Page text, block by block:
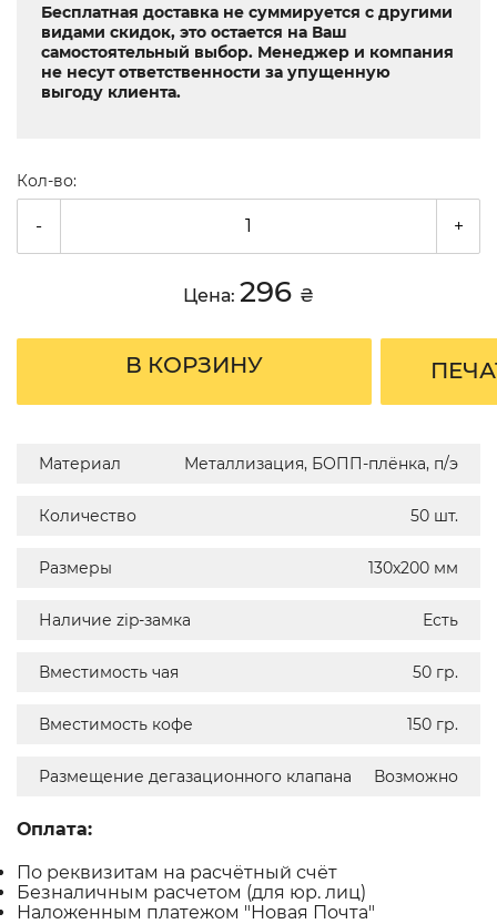
Бесплатная доставка не суммируется с другими
видами скидок, это остается на Ваш
самостоятельный выбор. Менеджер и компания
не несут ответственности за упущенную
выгоду клиента.
Кол-во:
- +
Цена: 296 ₴
В КОРЗИНУ
Материал Металлизация, БОПП-плёнка, п/э
Количество 50 шт.
Размеры 130х200 мм
Наличие zip-замка Есть
Вместимость чая 50 гр.
Вместимость кофе 150 гр.
Размещение дегазационного клапана Возможно
Оплата:
По реквизитам на расчётный счёт
Безналичным расчетом (для юр. лиц)
Наложенным платежом "Новая Почта"